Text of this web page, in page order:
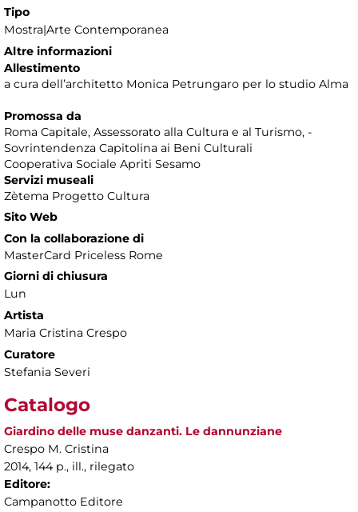
Tipo
Mostra|Arte Contemporanea
Altre informazioni
Allestimento
a cura dell’architetto Monica Petrungaro per lo studio Alma
Promossa da
Roma Capitale, Assessorato alla Cultura e al Turismo, -
Sovrintendenza Capitolina ai Beni Culturali
Cooperativa Sociale Apriti Sesamo
Servizi museali
Zètema Progetto Cultura
Sito Web
Con la collaborazione di
MasterCard Priceless Rome
Giorni di chiusura
Lun
Artista
Maria Cristina Crespo
Curatore
Stefania Severi
Catalogo
Giardino delle muse danzanti. Le dannunziane
Crespo M. Cristina
2014, 144 p., ill., rilegato
Editore:
Campanotto Editore